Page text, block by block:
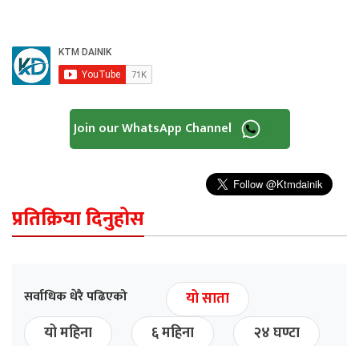
Join our WhatsApp Channel
प्रतिक्रिया दिनुहोस
सर्वाधिक धेरै पढिएको
यो साता
यो महिना
६ महिना २४ घण्टा